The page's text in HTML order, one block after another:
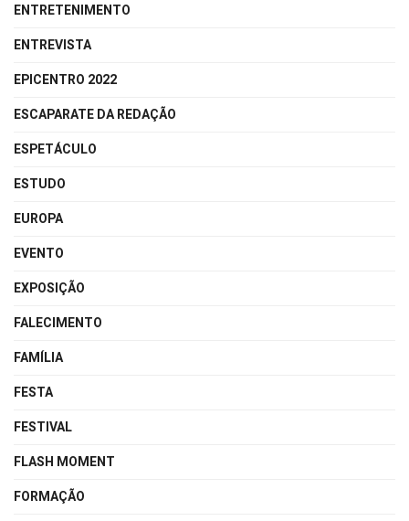
ENTRETENIMENTO
ENTREVISTA
EPICENTRO 2022
ESCAPARATE DA REDAÇÃO
ESPETÁCULO
ESTUDO
EUROPA
EVENTO
EXPOSIÇÃO
FALECIMENTO
FAMÍLIA
FESTA
FESTIVAL
FLASH MOMENT
FORMAÇÃO